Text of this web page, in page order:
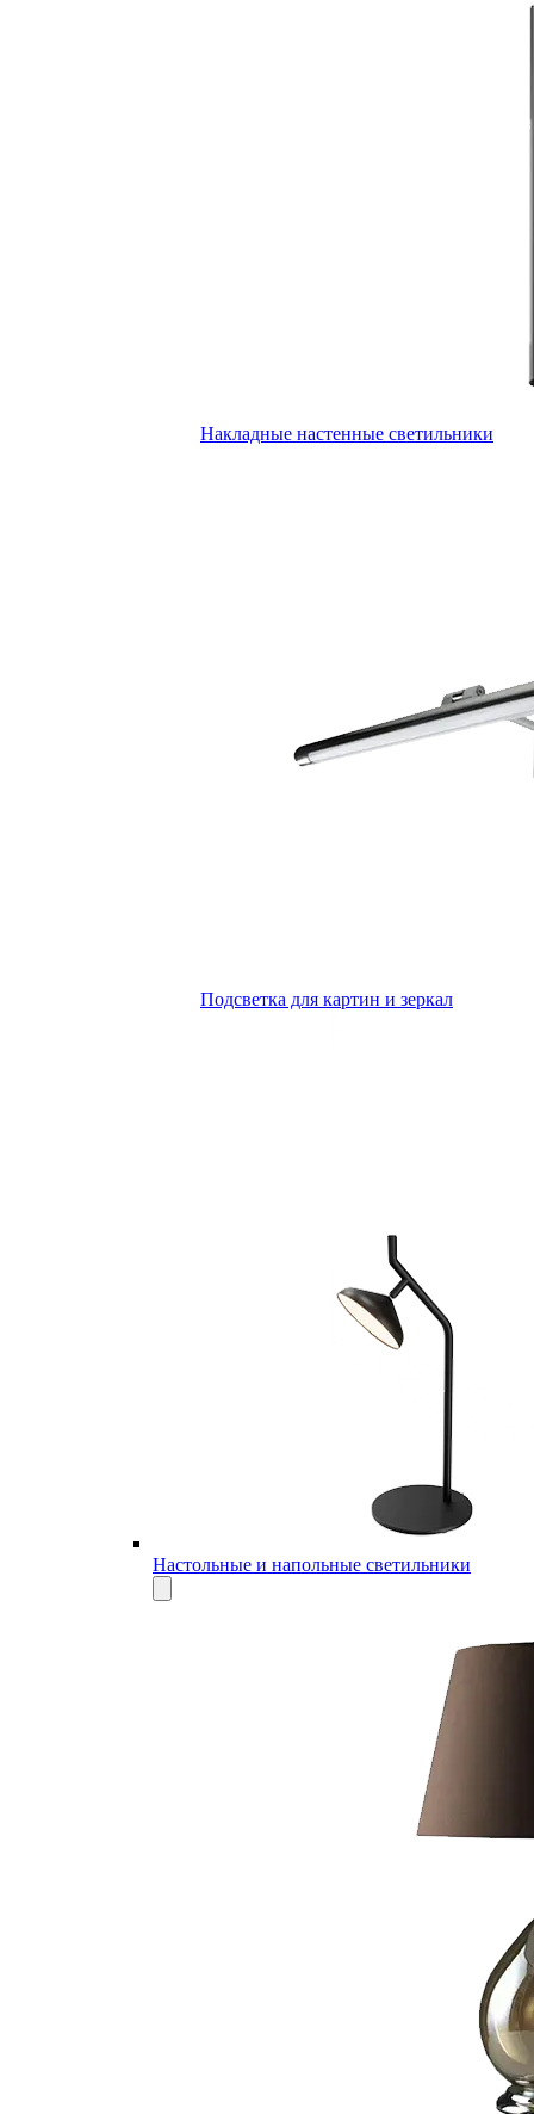
Накладные настенные светильники
Подсветка для картин и зеркал
Настольные и напольные светильники